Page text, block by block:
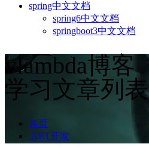
spring中文文档
spring6中文文档
springboot3中文文档
vlambda博客
学习文章列表
首页
.NET开发